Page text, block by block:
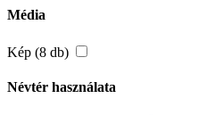
Média
Kép (8 db)
Névtér használata